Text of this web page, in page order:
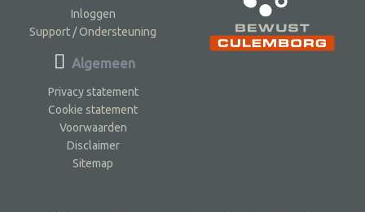
Inloggen
Support / Ondersteuning
Algemeen
Privacy statement
Cookie statement
Voorwaarden
Disclaimer
Sitemap